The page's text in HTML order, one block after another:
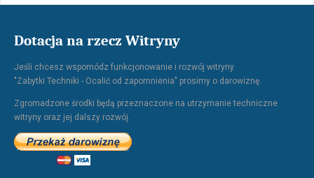
Dotacja na rzecz Witryny
Jeśli chcesz wspomódz funkcjonowanie i rozwój witryny
"Zabytki Techniki - Ocalić od zapomnienia" prosimy o darowiznę.
Zgromadzone środki będą przeznaczone na utrzymanie techniczne
witryny oraz jej dalszy rozwój.